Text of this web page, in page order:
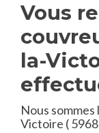
Vous
la-
Nous
Victoire (